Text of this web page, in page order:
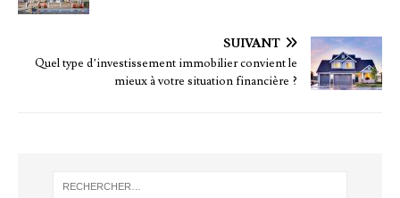
SUIVANT
Quel type d’investissement immobilier convient le
mieux à votre situation financière ?